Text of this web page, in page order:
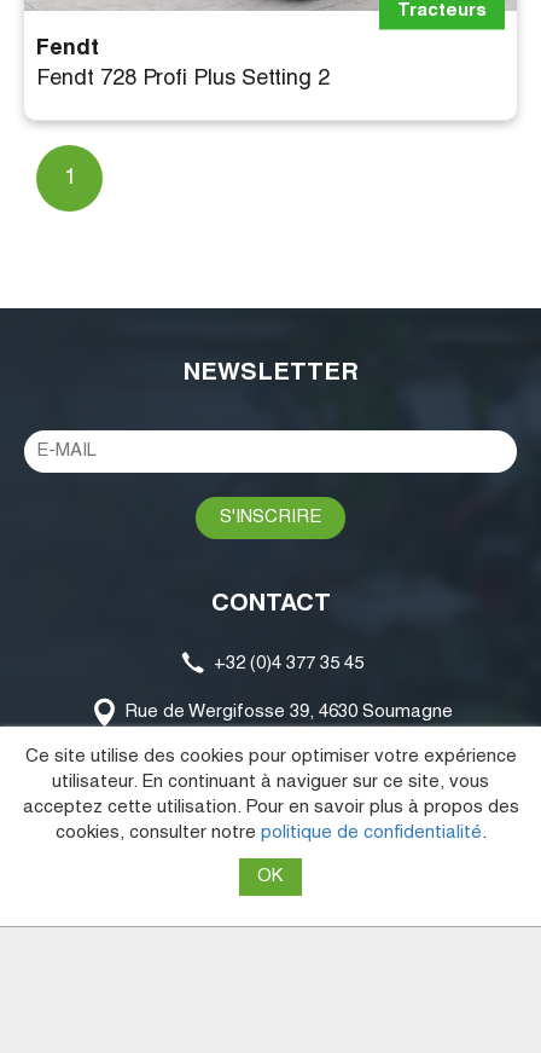
Ce site utilise des cookies pour optimiser votre expérience
utilisateur. En continuant à naviguer sur ce site, vous
acceptez cette utilisation. Pour en savoir plus à propos des
cookies, consulter notre politique de confidentialité.
Fendt
Fendt 728 Profi Plus Setting 2
Tracteurs
1
NEWSLETTER
CONTACT
+32 (0)4 377 35 45
Rue de Wergifosse 39, 4630 Soumagne
info@joskin.com
MENU
Marques